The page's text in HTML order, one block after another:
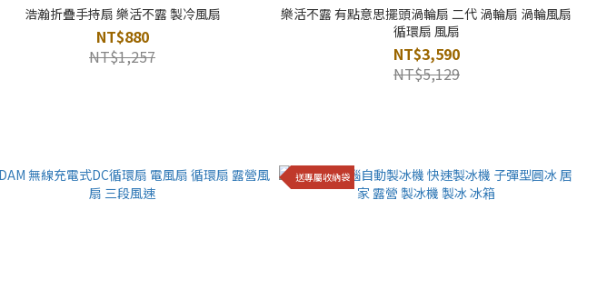
浩瀚折疊手持扇 樂活不露 製冷風扇
NT$880
NT$1,257
樂活不露 有點意思擺頭渦輪扇 二代 渦輪扇 渦輪風扇
循環扇 風扇
NT$3,590
NT$5,129
送專屬收納袋